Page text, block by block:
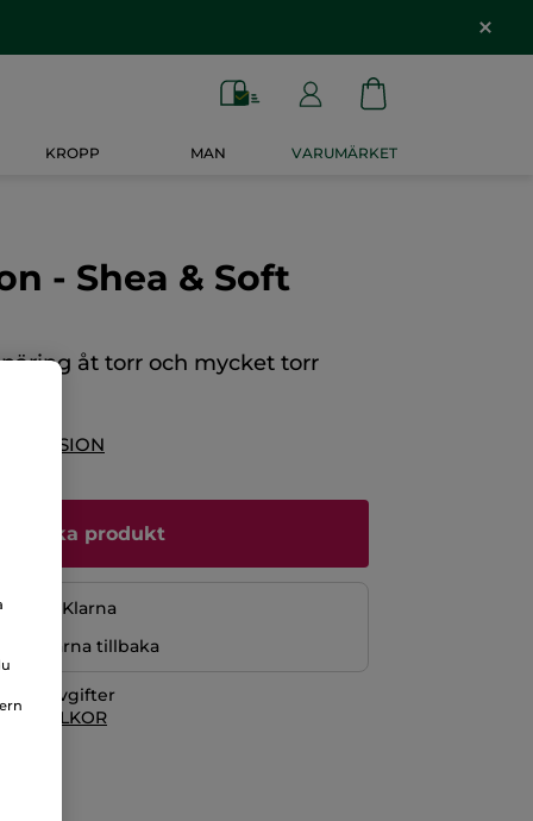
KROPP MAN VARUMÄRKET
- Shea & Soft
åt torr och mycket torr
Bevaka produkt
med Klarna
pengarna tillbaka